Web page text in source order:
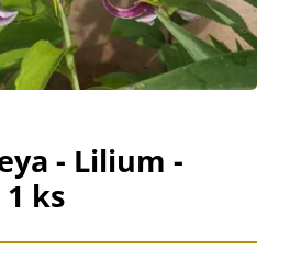
- Lilium -
ks